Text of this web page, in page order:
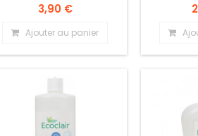
3,90 €
Ajouter au panier